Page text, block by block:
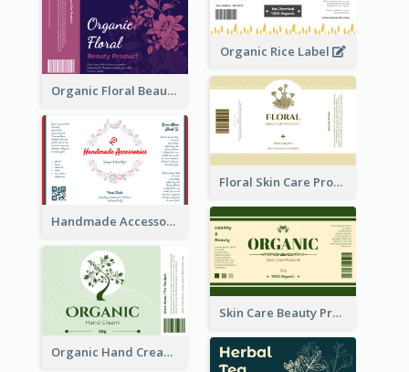
Organic Rice Label
Organic Floral Beauty Product Label
Floral Skin Care Product Label
Handmade Accessories Label
Skin Care Beauty Product Label
Organic Hand Cream Label